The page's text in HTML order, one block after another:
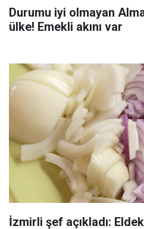
Durumu iyi olmayan
ülke! Emekli akını var
İzmirli şef açıkladı: